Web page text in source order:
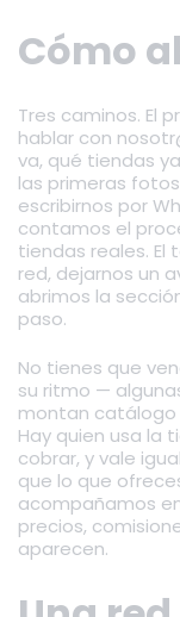
Cómo
Tres caminos. El
hablar con
va, qué tiendas
las primeras
escribirnos por
contamos el
tiendas reales. El
red, dejarnos un
abrimos la
paso.
No tienes que
su ritmo —
montan catálogo
Hay quien usa la
cobrar, y vale
que lo que
acompañamos
precios,
aparecen.